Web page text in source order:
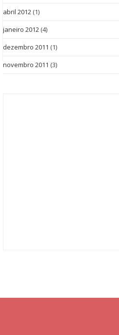
abril 2012 (1)
janeiro 2012 (4)
dezembro 2011 (1)
novembro 2011 (3)